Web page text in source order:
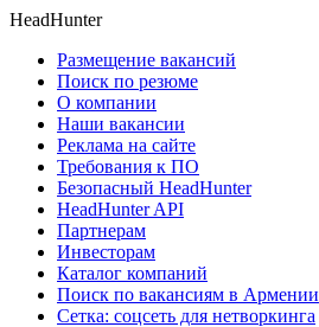
HeadHunter
Размещение вакансий
Поиск по резюме
О компании
Наши вакансии
Реклама на сайте
Требования к ПО
Безопасный HeadHunter
HeadHunter API
Партнерам
Инвесторам
Каталог компаний
Поиск по вакансиям в Армении
Сетка: соцсеть для нетворкинга